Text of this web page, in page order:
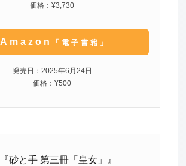
価格：¥3,730
Amazon 「電子書籍」
発売日：2025年6月24日
価格：¥500
『砂と手 第三冊「皇女」』